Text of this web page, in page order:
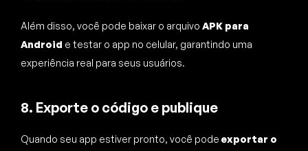
Além disso, você pode baixar o arquivo APK para
Android e testar o app no celular, garantindo uma
experiência real para seus usuários.
8. Exporte o código e publique
Quando seu app estiver pronto, você pode exportar o